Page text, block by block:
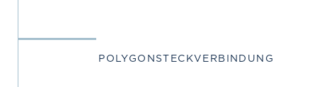
POLYGON­STECKVERBINDUNG